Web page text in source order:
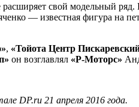
свой модельный
— известная фигура на
, «Тойота Центр
он возглавлял «Р-Моторс»
DP.ru 21 апреля 2016 года.